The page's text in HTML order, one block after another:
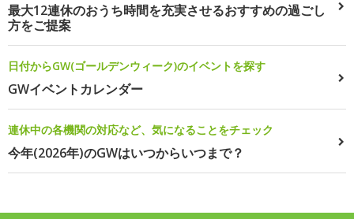
最大12連休のおうち時間を充実させるおすすめの過ごし
方をご提案
日付からGW(ゴールデンウィーク)のイベントを探す
GWイベントカレンダー
連休中の各機関の対応など、気になることをチェック
今年(2026年)のGWはいつからいつまで？